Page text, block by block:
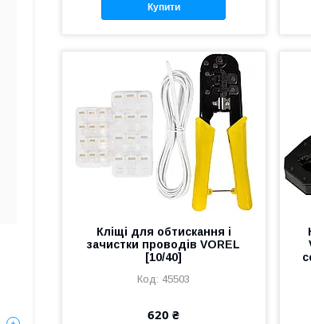
Купити
Кліщі для обтискання і
зачистки проводів VOREL
[10/40]
45503
620 ₴